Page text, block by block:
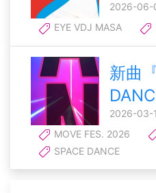
2026-06-
EYE VDJ MASA
新曲
2026-03-
MOVE FES. 2026
SPACE DANCE